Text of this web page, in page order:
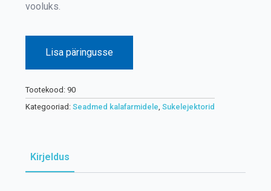
vooluks.
Lisa päringusse
Tootekood: 90
Kategooriad:Seadmed kalafarmidele,Sukelejektorid
Kirjeldus